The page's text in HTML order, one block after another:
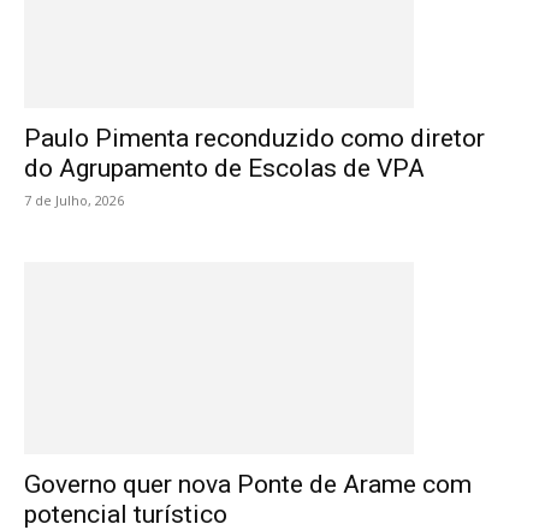
Paulo Pimenta reconduzido como diretor
do Agrupamento de Escolas de VPA
7 de Julho, 2026
Governo quer nova Ponte de Arame com
potencial turístico